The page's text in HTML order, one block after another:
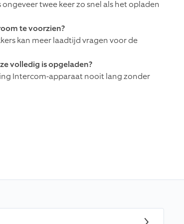
twee keer zo snel als het opladen
te voorzien?
kan meer laadtijd vragen voor de
volledig is opgeladen?
Intercom-apparaat nooit lang zonder